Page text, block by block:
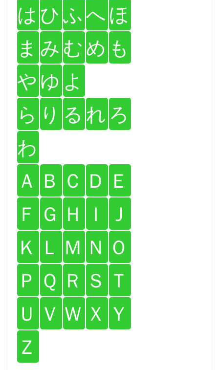
は ひふへほ
ま み むめ も
や ゆ よ
ら り る れ ろ
わ
Ａ Ｂ Ｃ Ｄ Ｅ
Ｆ Ｇ Ｈ Ｉ
Ｊ
Ｋ Ｌ Ｍ Ｎ Ｏ
Ｐ Ｑ Ｒ Ｓ Ｔ
Ｕ Ｖ Ｗ Ｘ Ｙ
Ｚ